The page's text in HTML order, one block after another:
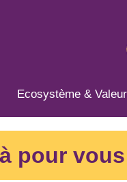
Ecosystème &
pour